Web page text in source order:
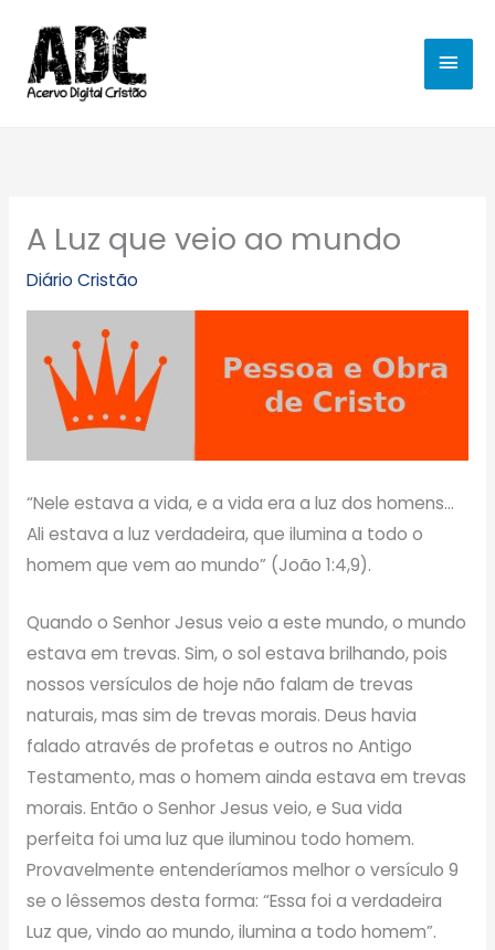
para
conteúdo
A Luz que veio ao mundo
Diário Cristão
“Nele estava a vida, e a vida era a luz dos homens…
Ali estava a luz verdadeira, que ilumina a todo o
homem que vem ao mundo” (João 1:4,9).
Quando o Senhor Jesus veio a este mundo, o mundo
estava em trevas. Sim, o sol estava brilhando, pois
nossos versículos de hoje não falam de trevas
naturais, mas sim de trevas morais. Deus havia
falado através de profetas e outros no Antigo
Testamento, mas o homem ainda estava em trevas
morais. Então o Senhor Jesus veio, e Sua vida
perfeita foi uma luz que iluminou todo homem.
Provavelmente entenderíamos melhor o versículo 9
se o lêssemos desta forma: “Essa foi a verdadeira
Luz que, vindo ao mundo, ilumina a todo homem”.